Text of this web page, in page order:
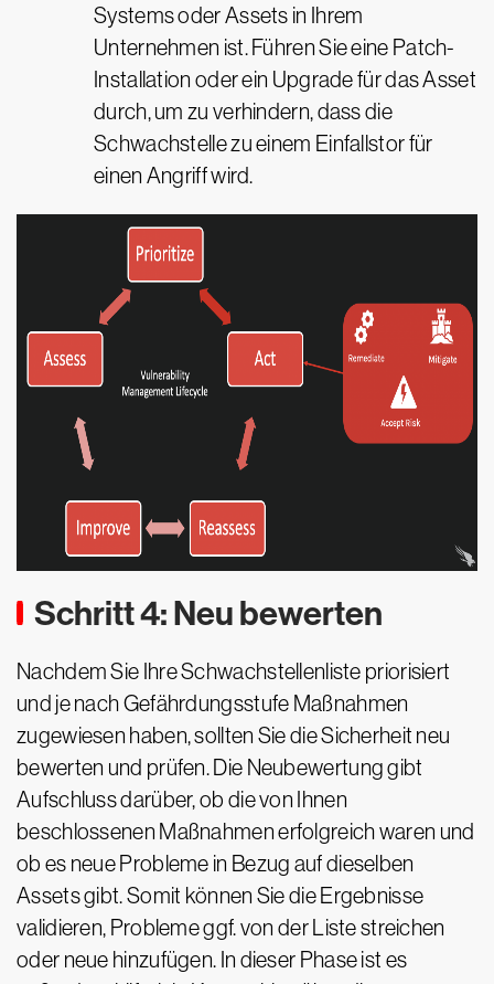
Systems oder Assets in Ihrem
Unternehmen ist. Führen Sie eine Patch-
Installation oder ein Upgrade für das Asset
durch, um zu verhindern, dass die
Schwachstelle zu einem Einfallstor für
einen Angriff wird.
Schritt 4: Neu bewerten
Nachdem Sie Ihre Schwachstellenliste priorisiert
und je nach Gefährdungsstufe Maßnahmen
zugewiesen haben, sollten Sie die Sicherheit neu
bewerten und prüfen. Die Neubewertung gibt
Aufschluss darüber, ob die von Ihnen
beschlossenen Maßnahmen erfolgreich waren und
ob es neue Probleme in Bezug auf dieselben
Assets gibt. Somit können Sie die Ergebnisse
validieren, Probleme ggf. von der Liste streichen
oder neue hinzufügen. In dieser Phase ist es